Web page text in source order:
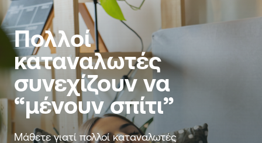
Business Banking
Corporate & Investment Banking
Go For More
Ο Όμιλός μας
Πολλοί
καταναλωτές
συνεχίζουν να
“μένουν σπίτι”
Μάθετε γιατί πολλοί καταναλωτές